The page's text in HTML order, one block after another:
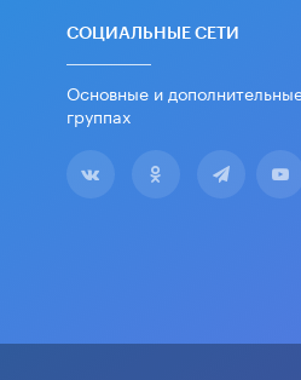
СОЦИАЛЬНЫЕ СЕТИ
Основные и
группах